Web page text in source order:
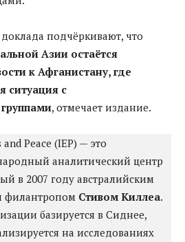
подчёркивают, что
Азии остаётся
к Афганистану, где
ситуация с
, отмечает издание.
Peace (IEP) — это
аналитический центр
в 2007 году австралийским
филантропом Стивом Киллеа.
базируется в Сиднее,
на исследованиях